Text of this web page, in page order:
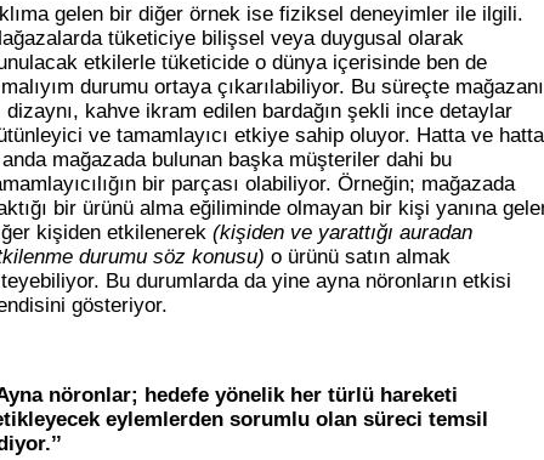
gelen bir diğer örnek ise fiziksel deneyimler ile ilgili.
tüketiciye bilişsel veya duygusal olarak
etkilerle tüketicide o dünya içerisinde ben de
durumu ortaya çıkarılabiliyor. Bu süreçte
dizaynı, kahve ikram edilen bardağın şekli ince detaylar
ve tamamlayıcı etkiye sahip oluyor. Hatta ve hatta
mağazada bulunan başka müşteriler dahi bu
bir parçası olabiliyor. Örneğin; mağazada
bir ürünü alma eğiliminde olmayan bir kişi yanına
kişiden etkilenerek (kişiden ve yarattığı auradan
durumu söz konusu) o ürünü satın almak
Bu durumlarda da yine ayna nöronların etkisi
gösteriyor.
nöronlar; hedefe yönelik her türlü hareketi
eylemlerden sorumlu olan süreci temsil